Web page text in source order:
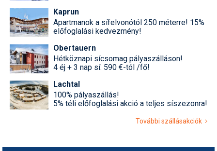
Kaprun
Apartmanok a sífelvonótól 250 méterre! 15%
előfoglalási kedvezmény!
Obertauern
Hétköznapi sícsomag pályaszálláson!
4 éj + 3 nap sí: 590 €-tól /fő!
Lachtal
100% pályaszállás!
5% téli előfoglalási akció a teljes síszezonra!
További szállásakciók